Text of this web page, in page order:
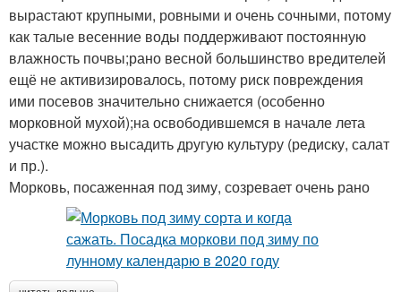
вырастают крупными, ровными и очень сочными, потому
как талые весенние воды поддерживают постоянную
влажность почвы;рано весной большинство вредителей
ещё не активизировалось, потому риск повреждения
ими посевов значительно снижается (особенно
морковной мухой);на освободившемся в начале лета
участке можно высадить другую культуру (редиску, салат
и пр.).
Морковь, посаженная под зиму, созревает очень рано